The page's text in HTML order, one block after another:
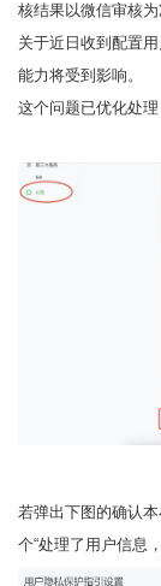
核结果以微信审核为
关于近日收到配置
能力将受到影响。
这个问题已优化处
若弹出下图的确认
个“处理了用户信息